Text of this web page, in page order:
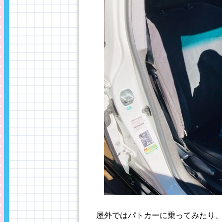
屋外ではパトカーに乗ってみたり